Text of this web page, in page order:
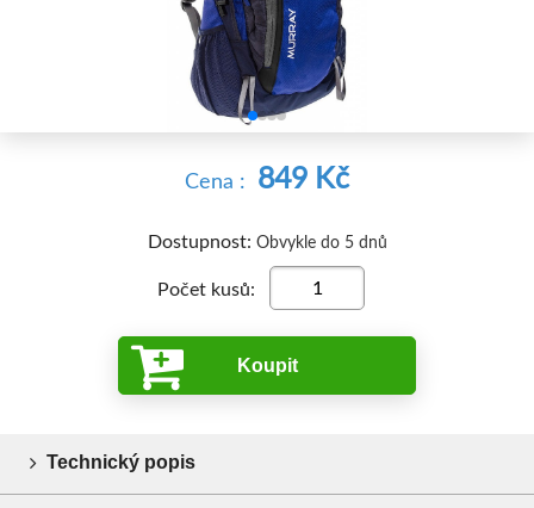
Cena : 849 Kč
Dostupnost: Obvykle do 5 dnů
Počet kusů:
Koupit
Technický popis